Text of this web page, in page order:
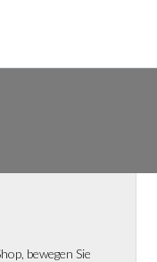
bewegen Sie